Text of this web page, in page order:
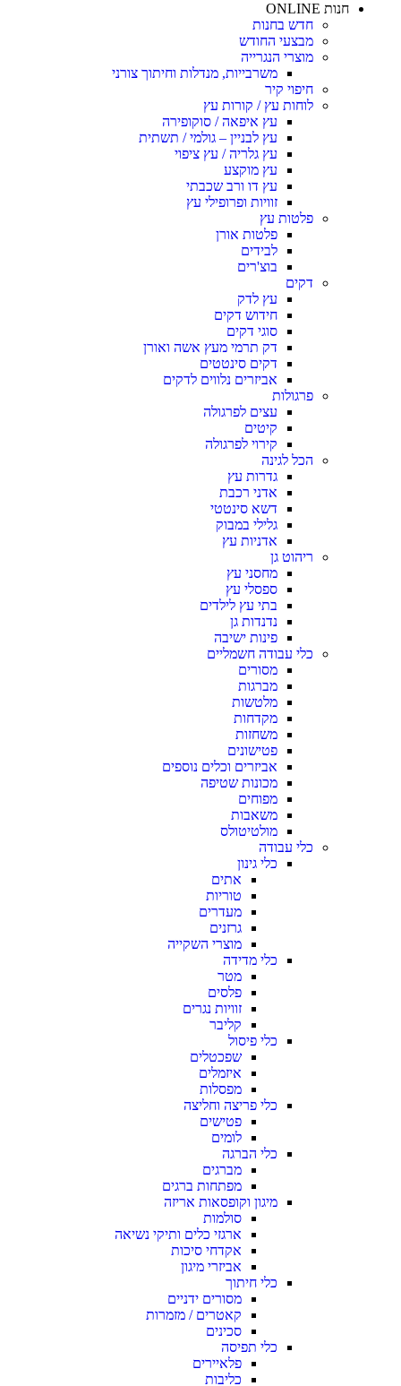
חנות ONLINE
חדש בחנות
מבצעי החודש
מוצרי הנגרייה
משרבייות, מנדלות וחיתוך צורני
חיפוי קיר
לוחות עץ / קורות עץ
עץ איפאה / סוקופירה
עץ לבניין – גולמי / תשתית
עץ גלריה / עץ ציפוי
עץ מוקצע
עץ דו ורב שכבתי
זוויות ופרופילי עץ
פלטות עץ
פלטות אורן
לבידים
בוצ'רים
דקים
עץ לדק
חידוש דקים
סוגי דקים
דק תרמי מעץ אשה ואורן
דקים סינטטים
אביזרים נלווים לדקים
פרגולות
עצים לפרגולה
קיטים
קירוי לפרגולה
הכל לגינה
גדרות עץ
אדני רכבת
דשא סינטטי
גלילי במבוק
אדניות עץ
ריהוט גן
מחסני עץ
ספסלי עץ
בתי עץ לילדים
נדנדות גן
פינות ישיבה
כלי עבודה חשמליים
מסורים
מברגות
מלטשות
מקדחות
משחזות
פטישונים
אביזרים וכלים נוספים
מכונות שטיפה
מפוחים
משאבות
מולטיטולס
כלי עבודה
כלי גינון
אתים
טוריות
מעדרים
גרזנים
מוצרי השקייה
כלי מדידה
מטר
פלסים
זוויות נגרים
קליבר
כלי פיסול
שפכטלים
איזמלים
מפסלות
כלי פריצה וחליצה
פטישים
לומים
כלי הברגה
מברגים
מפתחות ברגים
מיגון וקופסאות אריזה
סולמות
ארגזי כלים ותיקי נשיאה
אקדחי סיכות
אביזרי מיגון
כלי חיתוך
מסורים ידניים
קאטרים / מזמרות
סכינים
כלי תפיסה
פלאיירים
כליבות